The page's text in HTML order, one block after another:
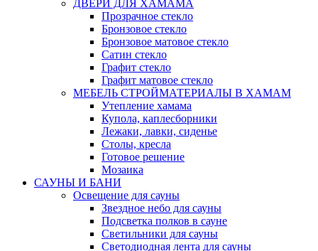
ДВЕРИ ДЛЯ ХАМАМА
Прозрачное стекло
Бронзовое стекло
Бронзовое матовое стекло
Сатин стекло
Графит стекло
Графит матовое стекло
МЕБЕЛЬ СТРОЙМАТЕРИАЛЫ В ХАМАМ
Утепление хамама
Купола, каплесборники
Лежаки, лавки, сиденье
Столы, кресла
Готовое решение
Мозаика
САУНЫ И БАНИ
Освещение для сауны
Звездное небо для сауны
Подсветка полков в сауне
Светильники для сауны
Светодиодная лента для сауны